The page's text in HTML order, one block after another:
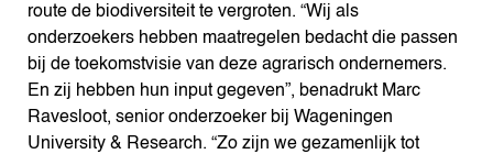
route de biodiversiteit te vergroten. “Wij als
onderzoekers hebben maatregelen bedacht die passen
bij de toekomstvisie van deze agrarisch ondernemers.
En zij hebben hun input gegeven”, benadrukt Marc
Ravesloot, senior onderzoeker bij Wageningen
University & Research. “Zo zijn we gezamenlijk tot